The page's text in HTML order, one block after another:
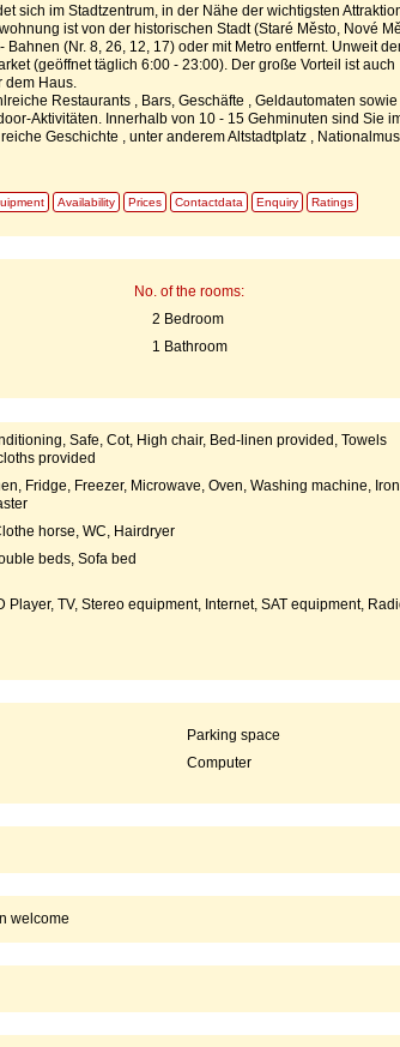
sich im Stadtzentrum, in der Nähe der wichtigsten
ist von der historischen Stadt (Staré Město, Nové
(Nr. 8, 26, 12, 17) oder mit Metro entfernt. Unweit
(geöffnet täglich 6:00 - 23:00). Der große Vorteil ist auch
Haus.
Restaurants , Bars, Geschäfte , Geldautomaten sowie
Aktivitäten. Innerhalb von 10 - 15 Gehminuten sind Sie
Geschichte , unter anderem Altstadtplatz ,
Availability Prices Contactdata Enquiry Ratings
No. of the rooms:
2 Bedroom
1 Bathroom
Safe, Cot, High chair, Bed-linen provided, Towels
provided
Fridge, Freezer, Microwave, Oven, Washing machine,
horse, WC, Hairdryer
beds, Sofa bed
Player, TV, Stereo equipment, Internet, SAT equipment,
Parking space
Computer
welcome